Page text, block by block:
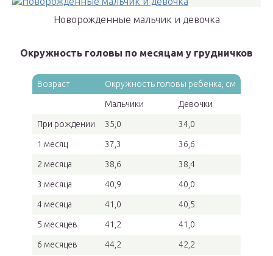
Новорожденные мальчик и девочка
Окружность головы по месяцам у грудничков
Возраст Окружность головы ребенка, см
Мальчики Девочки
При рождении 35,0 34,0
1 месяц 37,3 36,6
2 месяца 38,6 38,4
3 месяца 40,9 40,0
4 месяца 41,0 40,5
5 месяцев 41,2 41,0
6 месяцев 44,2 42,2